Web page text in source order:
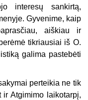
interesų sankirtą,
Gyvenime, kaip
aiškiau ir
tikriausiai iš O.
galima pastebėti
perteikia ne tik
Atgimimo laikotarpį,